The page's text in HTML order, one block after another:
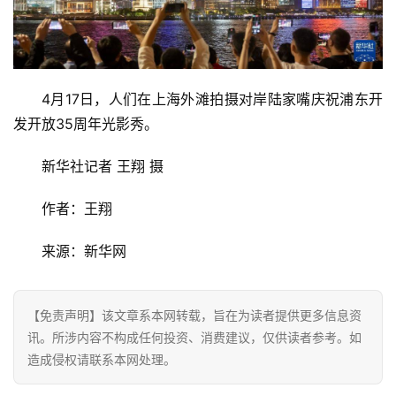
科
技
汽
新
登录 注册
4月17日，人们在上海外滩拍摄对岸陆家嘴庆祝浦东开
发开放35周年光影秀。
新华社记者 王翔 摄
作者：王翔
来源：新华网
【免责声明】该文章系本网转载，旨在为读者提供更多信息资
讯。所涉内容不构成任何投资、消费建议，仅供读者参考。如
造成侵权请联系本网处理。